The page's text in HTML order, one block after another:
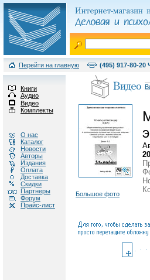
Перейти на главную (495) 917-80-20
Книги
Аудио
Видео
Комплекты
О нас
Каталог
Новости
Авторы
Издания
Оплата
Доставка
Скидки
Партнеры
Форум
Прайс-лист
Большое фото